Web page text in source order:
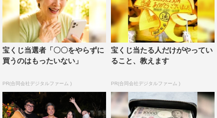
ムロツヨシ演じるガタローの娘・さくらを演じた永野が
「お疲れ様でした。このような厳しい状況を全て味方に付
けてしまうような、前向きな現場に参加できて、私自身と
ても幸せな時間を過ごさせてもらいました。福田さんの作
品に出演させていただいてとてもうれしかったですし、何
（笑）」とコメントすると、ムロがもらい泣き。写真撮影
も終えて「帰ります！」という永野に対して、ムロは「帰
っちゃうの？」と寂しがっていた。
宝くじ当選者「〇〇をやらずに
買うのはもったいない」
PR(合同会社デジタルファーム )
宝くじ当たる人だけがやってい
ること、教えます
PR(合同会社デジタルファーム )